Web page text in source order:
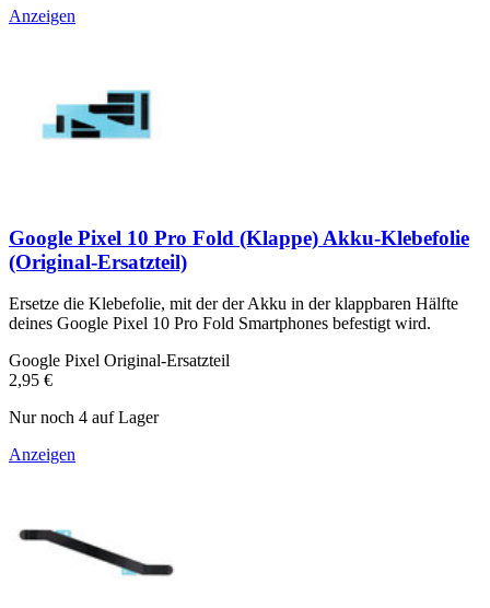
Anzeigen
Google Pixel 10 Pro Fold (Klappe) Akku-Klebefolie
(Original-Ersatzteil)
Ersetze die Klebefolie, mit der der Akku in der klappbaren Hälfte
deines Google Pixel 10 Pro Fold Smartphones befestigt wird.
Google Pixel Original-Ersatzteil
2,95 €
Nur noch 4 auf Lager
Anzeigen